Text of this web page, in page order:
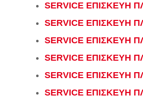
SERVICE ΕΠΙΣΚΕΥΗ
SERVICE ΕΠΙΣΚΕΥΗ
SERVICE ΕΠΙΣΚΕΥΗ
SERVICE ΕΠΙΣΚΕΥΗ
SERVICE ΕΠΙΣΚΕΥΗ
SERVICE ΕΠΙΣΚΕΥΗ